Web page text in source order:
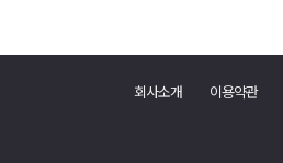
글
회사소개 이용약관